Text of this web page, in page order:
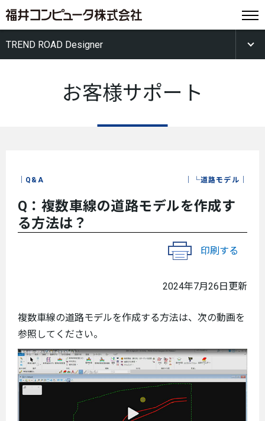
TREND ROAD Designer
お客様サポート
Q&A └道路モデル
Q：複数車線の道路モデルを作成す
る方法は？
印刷する
2024年7月26日更新
複数車線の道路モデルを作成する方法は、次の動画を
参照してください。